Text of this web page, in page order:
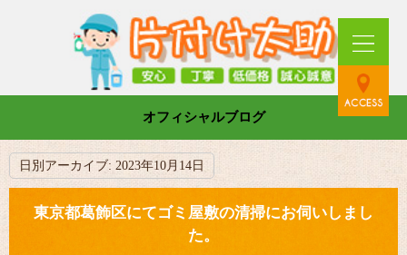
オフィシャルブログ
日別アーカイブ: 2023年10月14日
東京都葛飾区にてゴミ屋敷の清掃にお伺いしまし
た。